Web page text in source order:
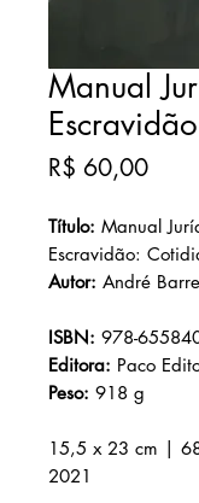
Manual
Escravidão
R$ 60,00Preço
Título: Manual
Escravidão:
Autor: André
ISBN: 978-
Editora: Paco
Peso: 918 g
15,5 x 23 cm |
2021